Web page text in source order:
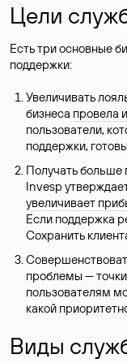
Цели
Есть три основные
поддержки:
Увеличивать
бизнеса провела
пользователи,
поддержки,
Получать больше
Invesp
увеличивает
Если поддержка
Сохранить
проблемы —
пользователям
какой
Виды